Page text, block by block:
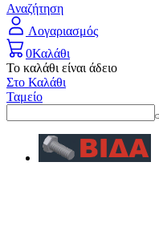
Αναζήτηση
Λογαριασμός
0Καλάθι
Το καλάθι είναι άδειο
Στο Καλάθι
Ταμείο